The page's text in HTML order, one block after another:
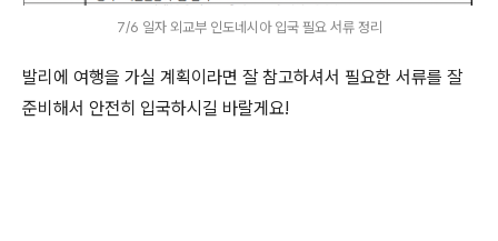
7/6 일자 외교부 인도네시아 입국 필요 서류 정리
발리에 여행을 가실 계획이라면 잘 참고하셔서 필요한 서류를 잘
준비해서 안전히 입국하시길 바랄게요!